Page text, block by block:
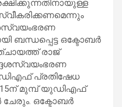
ബന്ധപ്പെട്ട ഒക്ടോബര്‍
രാജ്
പ്രതിഷേധ
മുമ്പ് യുഡിഎഫ്
ചേരും. ഒക്ടോബര്‍